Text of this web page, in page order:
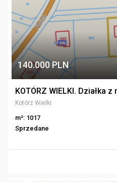
140.000 PLN
KOTÓRZ WIELKI. Działka
Kotórz Wielki
m²: 1017
Sprzedane